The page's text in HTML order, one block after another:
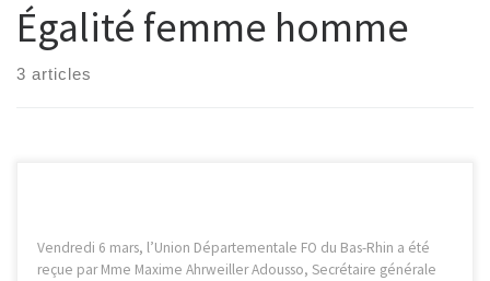
Égalité femme homme
3 articles
Vendredi 6 mars, l’Union Départementale FO du Bas-Rhin a été
reçue par Mme Maxime Ahrweiller Adousso, Secrétaire générale